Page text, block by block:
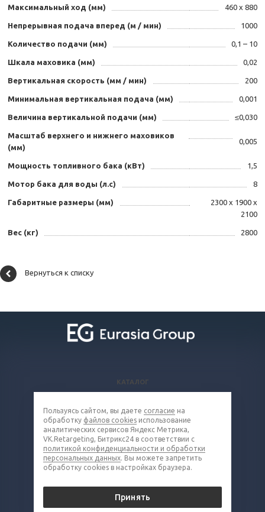
Максимальный ход (мм) 460 х 880
Непрерывная подача вперед (м / мин) 1000
Количество подачи (мм) 0,1 – 10
Шкала маховика (мм) 0,02
Вертикальная скорость (мм / мин) 200
Минимальная вертикальная подача (мм) 0,001
Величина вертикальной подачи (мм) ≤0,030
Масштаб верхнего и нижнего маховиков
(мм)
0,005
Мощность топливного бака (кВт) 1,5
Мотор бака для воды (л.с) 8
Габаритные размеры (мм)
2300 х 1900 х
2100
Вес (кг) 2800
Вернуться к списку
© 2026 Все права защищены.
КАТАЛОГ
КОМПАНИЯ
КОНТАКТЫ
8 (800) 302-16-85
metall@eq-mail.ru
Пользуясь сайтом, вы даете согласие на
обработку файлов cookies использование
аналитических сервисов Яндекс Метрика,
VK.Retargeting, Битрикс24 в соответствии с
политикой конфиденциальности и обработки
персональных данных. Вы можете запретить
обработку cookies в настройках браузера.
Принять